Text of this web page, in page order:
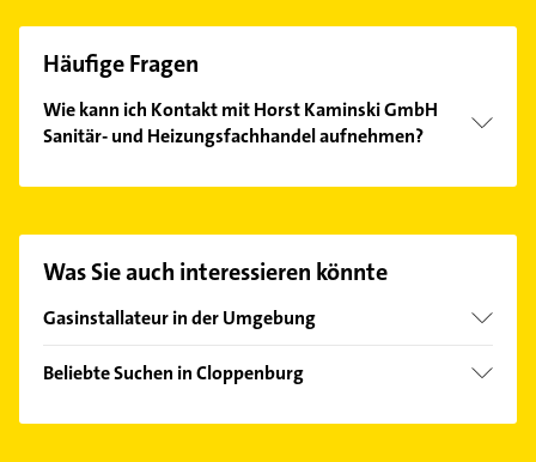
Häufige Fragen
Wie kann ich Kontakt mit Horst Kaminski GmbH
Sanitär- und Heizungsfachhandel aufnehmen?
unserem Kontaktdaten-Bereich auswählen. Hier
finden Sie alle
Kontaktdaten .
Was Sie auch interessieren könnte
Gasinstallateur in der Umgebung
Molbergen
Quakenbrück
Beliebte Suchen in Cloppenburg